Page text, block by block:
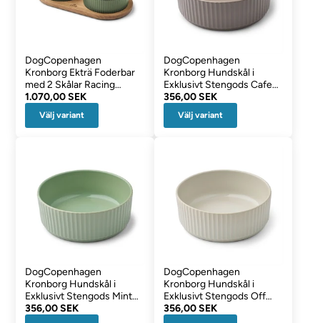
DogCopenhagen
Kronborg Ekträ Foderbar
med 2 Skålar Racing
Green & Oak
1.070,00 SEK
Välj variant
DogCopenhagen
Kronborg Hundskål i
Exklusivt Stengods Cafe
Latte
356,00 SEK
Välj variant
DogCopenhagen
Kronborg Hundskål i
Exklusivt Stengods Mint
Green
356,00 SEK
DogCopenhagen
Kronborg Hundskål i
Exklusivt Stengods Off
White
356,00 SEK